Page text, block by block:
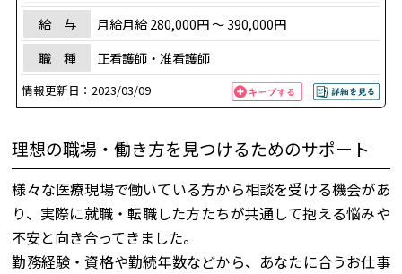
給 与
月給月給 280,000円 〜 390,000円
職 種
正看護師・准看護師
情報更新日：2023/03/09
理想の職場・働き方を見つけるためのサポート
様々な医療現場で働いている方から相談を受ける機会があ
り、実際に就職・転職した方たちが共通して抱える悩みや
不安と向き合ってきました。
勤務経験・資格や勤続年数などから、あなたに合うお仕事